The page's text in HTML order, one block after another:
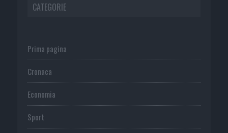
CATEGORIE
Prima pagina
Cronaca
Economia
Sport